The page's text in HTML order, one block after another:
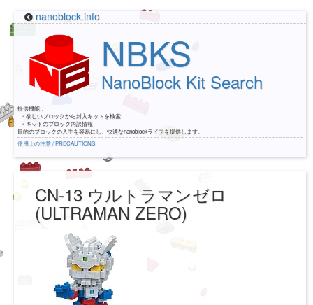
nanoblock.info
NBKS
NanoBlock Kit Search
提供機能：
・欲しいブロックから封入キットを検索
・キットのブロック内訳情報
目的のブロックの入手を容易にし、快適なnanoblockライフを提供します。
使用上の注意 / PRECAUTIONS
CN-13 ウルトラマンゼロ
(ULTRAMAN ZERO)